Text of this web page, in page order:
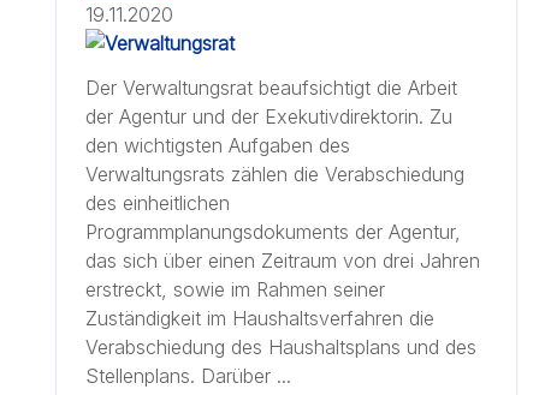
19.11.2020
Der Verwaltungsrat beaufsichtigt die Arbeit
der Agentur und der Exekutivdirektorin. Zu
den wichtigsten Aufgaben des
Verwaltungsrats zählen die Verabschiedung
des einheitlichen
Programmplanungsdokuments der Agentur,
das sich über einen Zeitraum von drei Jahren
erstreckt, sowie im Rahmen seiner
Zuständigkeit im Haushaltsverfahren die
Verabschiedung des Haushaltsplans und des
Stellenplans. Darüber ...